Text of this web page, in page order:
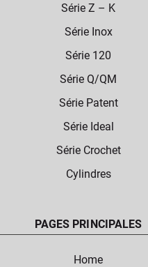
Série Z – K
Série Inox
Série 120
Série Q/QM
Série Patent
Série Ideal
Série Crochet
Cylindres
PAGES PRINCIPALES
Home